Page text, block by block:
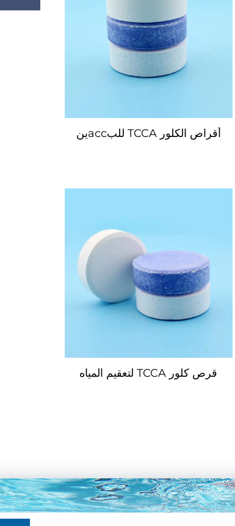
أقراص الكلور TCCA للبассين
قرص كلور TCCA لتعقيم المياه